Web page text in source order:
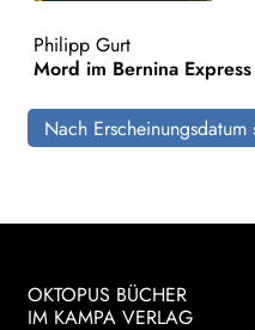
Philipp Gurt
Mord im Bernina Express
Nach Erscheinungsdatum
OKTOPUS BÜCHER
IM KAMPA VERLAG